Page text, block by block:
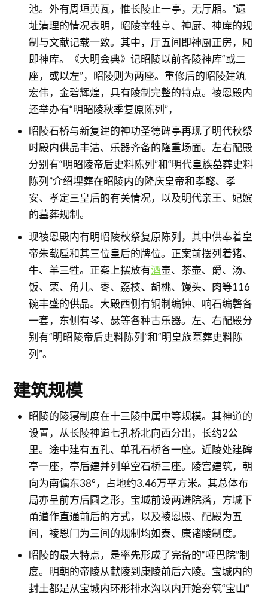
池。外有周垣黄瓦，惟长陵止一亭，无厅厢。”遗
址清理的情况表明，昭陵宰牲亭、神厨、神库的规
制与文献记载一致。其中，厅五间即神厨正房，厢
即神库。《大明会典》记昭陵以前各陵神库“或二
座，或以左”，昭陵则为两座。重修后的昭陵建筑
宏伟，金碧辉煌，具有陵制完整的特点。裬恩殿内
还举办有“明昭陵秋季复原陈列”，
昭陵石桥与新复建的神功圣德碑亭再现了明代秋祭
时殿内供品丰洁、乐器齐备的隆重场面。左右配殿
分别有“明昭陵帝后史料陈列”和“明代皇族墓葬史料
陈列”介绍埋葬在昭陵内的隆庆皇帝和孝懿、孝
安、孝定三皇后的有关情况，以及明代亲王、妃嫔
的墓葬规制。
现祾恩殿内有明昭陵秋祭复原陈列，其中供奉着皇
帝朱载垕和其三位皇后的牌位。正案前摆列着猪、
牛、羊三牲。正案上摆放有酒壶、茶壶、爵、汤、
饭、栗、角儿、枣、荔枝、胡桃、馒头、肉等116
碗丰盛的供品。大殿西侧有铜制编钟、响石编磬各
一套，东侧有琴、瑟等各种古乐器。左、右配殿分
别有“明昭陵帝后史料陈列”和“明皇族墓葬史料陈
列”。
建筑规模
昭陵的陵寝制度在十三陵中属中等规模。其神道的
设置，从长陵神道七孔桥北向西分出，长约2公
里。途中建有五孔、单孔石桥各一座。近陵处建碑
亭一座，亭后建并列单空石桥三座。陵宫建筑，朝
向为南偏东38°，占地约3.46万平方米。其总体布
局亦呈前方后圆之形，宝城前设两进院落，方城下
甬道作直通前后的方式，以及裬恩殿、配殿为五
间，裬恩门为三间的规制均如泰、康诸陵制度。
昭陵的最大特点，是率先形成了完备的“哑巴院”制
度。明朝的帝陵从献陵到康陵前后六陵。宝城内的
封土都是从宝城内环形排水沟以内开始夯筑“宝山”